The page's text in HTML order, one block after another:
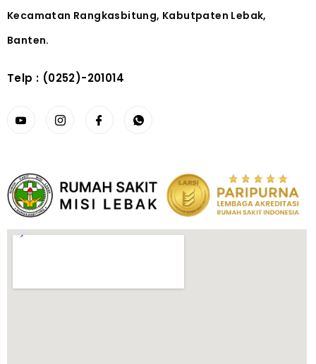
Kecamatan Rangkasbitung, Kabutpaten Lebak,
Banten.
Telp : (0252)-201014